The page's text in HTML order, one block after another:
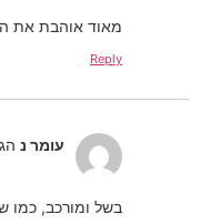
מאוד אוהבת את
Reply
עומר נ
בשל ומורכב, כמו